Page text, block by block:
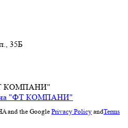
35Б
КОМПАНИ"
"ФТ КОМПАНИ"
and the Google Privacy Policy andTerms